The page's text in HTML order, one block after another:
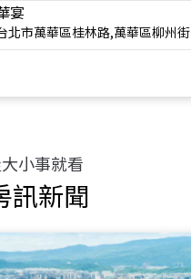
宴
北市萬華區桂林路,萬華區柳州街
小事就看
訊新聞